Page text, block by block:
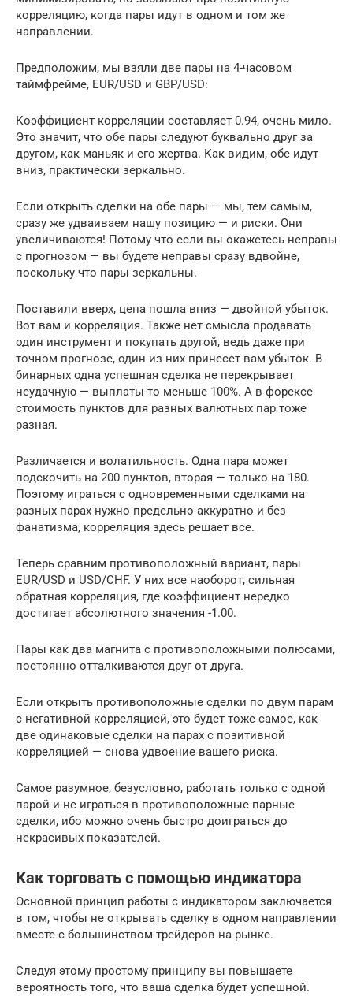
корреляцию, когда пары идут в одном и том же
направлении.
Предположим, мы взяли две пары на 4-часовом
таймфрейме, EUR/USD и GBP/USD:
Коэффициент корреляции составляет 0.94, очень мило.
Это значит, что обе пары следуют буквально друг за
другом, как маньяк и его жертва. Как видим, обе идут
вниз, практически зеркально.
Если открыть сделки на обе пары — мы, тем самым,
сразу же удваиваем нашу позицию — и риски. Они
увеличиваются! Потому что если вы окажетесь неправы
с прогнозом — вы будете неправы сразу вдвойне,
поскольку что пары зеркальны.
Поставили вверх, цена пошла вниз — двойной убыток.
Вот вам и корреляция. Также нет смысла продавать
один инструмент и покупать другой, ведь даже при
точном прогнозе, один из них принесет вам убыток. В
бинарных одна успешная сделка не перекрывает
неудачную — выплаты-то меньше 100%. А в форексе
стоимость пунктов для разных валютных пар тоже
разная.
Различается и волатильность. Одна пара может
подскочить на 200 пунктов, вторая — только на 180.
Поэтому играться с одновременными сделками на
разных парах нужно предельно аккуратно и без
фанатизма, корреляция здесь решает все.
Теперь сравним противоположный вариант, пары
EUR/USD и USD/CHF. У них все наоборот, сильная
обратная корреляция, где коэффициент нередко
достигает абсолютного значения -1.00.
Пары как два магнита с противоположными полюсами,
постоянно отталкиваются друг от друга.
Если открыть противоположные сделки по двум парам
с негативной корреляцией, это будет тоже самое, как
две одинаковые сделки на парах с позитивной
корреляцией — снова удвоение вашего риска.
Самое разумное, безусловно, работать только с одной
парой и не играться в противоположные парные
сделки, ибо можно очень быстро доиграться до
некрасивых показателей.
Как торговать с помощью индикатора
Основной принцип работы с индикатором заключается
в том, чтобы не открывать сделку в одном направлении
вместе с большинством трейдеров на рынке.
Следуя этому простому принципу вы повышаете
вероятность того, что ваша сделка будет успешной.